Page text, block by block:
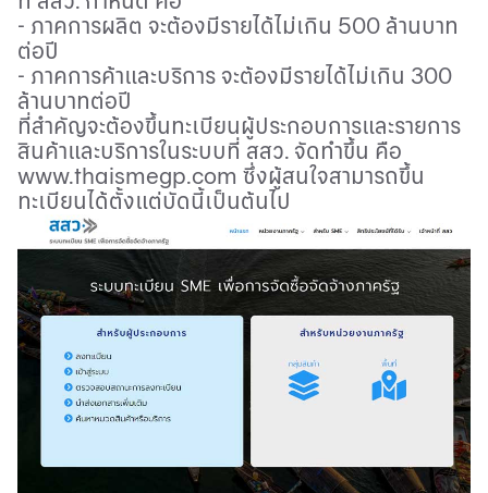
- ภาคการผลิต จะต้องมีรายได้ไม่เกิน 500 ล้านบาท
ต่อปี
- ภาคการค้าและบริการ จะต้องมีรายได้ไม่เกิน 300
ล้านบาทต่อปี
ที่สำคัญจะต้องขึ้นทะเบียนผู้ประกอบการและรายการ
สินค้าและบริการในระบบที่ สสว. จัดทำขึ้น คือ
www.thaismegp.com ซึ่งผู้สนใจสามารถขึ้น
ทะเบียนได้ตั้งแต่บัดนี้เป็นต้นไป